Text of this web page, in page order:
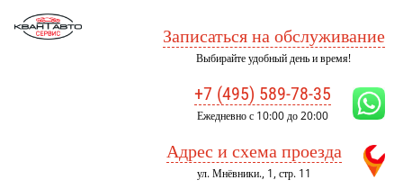
Записаться на обслуживание
Выбирайте удобный день и время!
+7 (495) 589-78-35
Ежедневно с 10:00 до 20:00
Адрес и схема проезда
ул. Мнёвники., 1, стр. 11